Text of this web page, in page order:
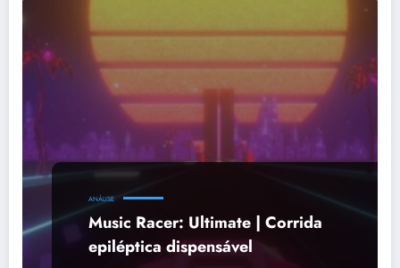
ANÁLISE
Music Racer: Ultimate | Corrida
epiléptica dispensável